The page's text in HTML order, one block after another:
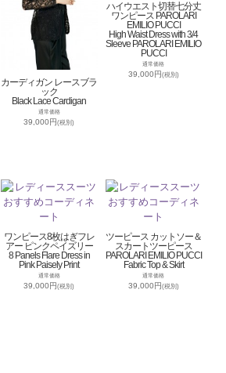
カーディガン レースブラ
ック
Black Lace Cardigan
通常価格
39,000円(税別)
ハイウエスト切替七分丈
ワンピース PAROLARI
EMILIO PUCCI
High Waist Dress with 3/4
Sleeve PAROLARI EMILIO
PUCCI
通常価格
39,000円(税別)
ワンピース8枚はぎフレ
アー ピンクペイズリー
8 Panels Flare Dress in
Pink Paisely Print
通常価格
39,000円(税別)
ツーピース カットソー＆
スカートツーピース
PAROLARI EMILIO PUCCI
Fabric Top & Skirt
通常価格
39,000円(税別)